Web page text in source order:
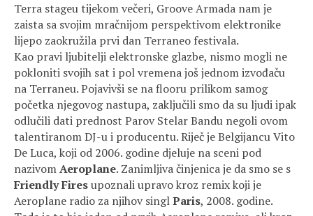
Terra stageu tijekom večeri, Groove Armada nam je
zaista sa svojim mračnijom perspektivom elektronike
lijepo zaokružila prvi dan Terraneo festivala.
Kao pravi ljubitelji elektronske glazbe, nismo mogli ne
pokloniti svojih sat i pol vremena još jednom izvođaču
na Terraneu. Pojavivši se na flooru prilikom samog
početka njegovog nastupa, zaključili smo da su ljudi ipak
odlučili dati prednost Parov Stelar Bandu negoli ovom
talentiranom DJ-u i producentu. Riječ je Belgijancu Vito
De Luca, koji od 2006. godine djeluje na sceni pod
nazivomAeroplane. Zanimljiva činjenica je da smo se s
Friendly Firesupoznali upravo kroz remix koji je
Aeroplane radio za njihov singlParis, 2008. godine.